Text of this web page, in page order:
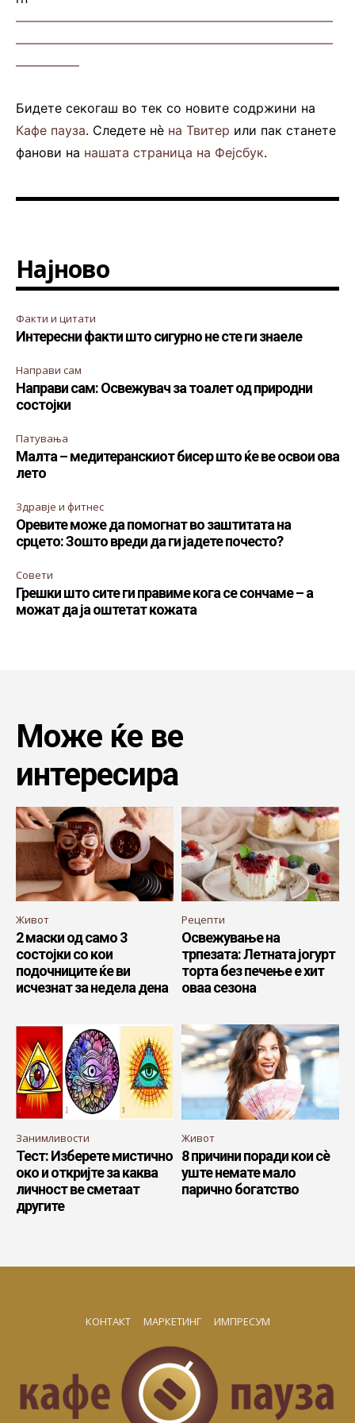
—————————————————————————
—————————————————————————
—————
Бидете секогаш во тек со новите содржини на
Кафе пауза. Следете нè на Твитер или пак станете
фанови на нашата страница на Фејсбук.
Најново
Факти и цитати
Интересни факти што сигурно не сте ги знаеле
Направи сам
Направи сам: Освежувач за тоалет од природни
состојки
Патувања
Малта – медитеранскиот бисер што ќе ве освои ова
лето
Здравје и фитнес
Оревите може да помогнат во заштитата на
срцето: Зошто вреди да ги јадете почесто?
Совети
Грешки што сите ги правиме кога се сончаме – а
можат да ја оштетат кожата
Може ќе ве
интересира
Живот
2 маски од само 3
состојки со кои
подочниците ќе ви
исчезнат за недела дена
Рецепти
Освежување на
трпезата: Летната јогурт
торта без печење е хит
оваа сезона
Занимливости
Тест: Изберете мистично
око и откријте за каква
личност ве сметаат
другите
Живот
8 причини поради кои сè
уште немате мало
парично богатство
КОНТАКТ МАРКЕТИНГ ИМПРЕСУМ